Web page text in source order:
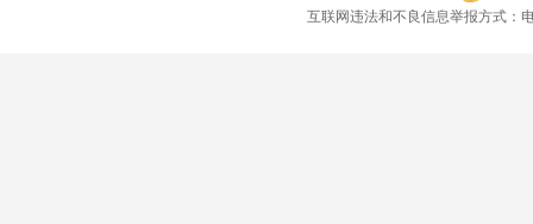
互联网违法和不良信息举报方式：